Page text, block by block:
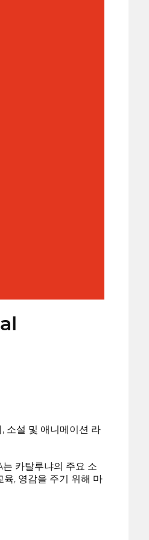
소설 및 애니메이션 라
카탈루냐의 주요 소
, 영감을 주기 위해 마